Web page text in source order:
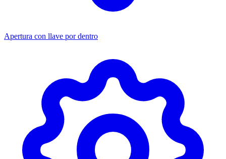
Apertura con llave por dentro